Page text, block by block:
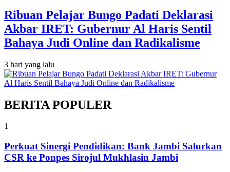
Ribuan Pelajar Bungo Padati Deklarasi
Akbar IRET: Gubernur Al Haris Sentil
Bahaya Judi Online dan Radikalisme
3 hari yang lalu
BERITA POPULER
1
Perkuat Sinergi Pendidikan: Bank Jambi Salurkan
CSR ke Ponpes Sirojul Mukhlasin Jambi